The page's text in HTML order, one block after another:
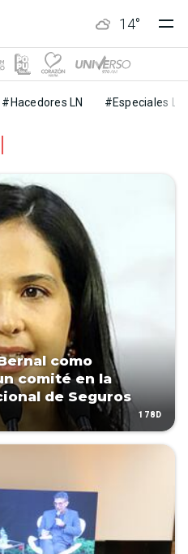
14°
#Hacedores LN #Especiales LN
como
comité en la
de Seguros
178D